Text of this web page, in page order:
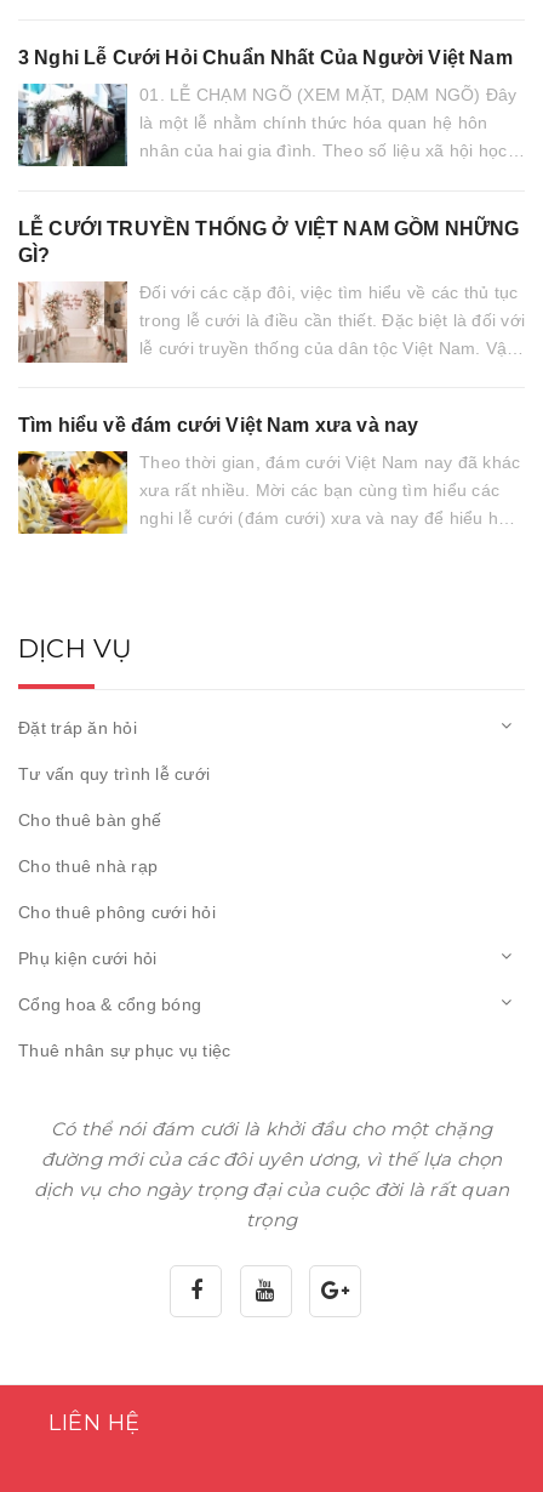
3 Nghi Lễ Cưới Hỏi Chuẩn Nhất Của Người Việt Nam
01. LỄ CHẠM NGÕ (XEM MẶT, DẠM NGÕ) Đây
là một lễ nhằm chính thức hóa quan hệ hôn
nhân của hai gia đình. Theo số liệu xã hội học,
LỄ CƯỚI TRUYỀN THỐNG Ở VIỆT NAM GỒM NHỮNG
GÌ?
Đối với các cặp đôi, việc tìm hiểu về các thủ tục
trong lễ cưới là điều cần thiết. Đặc biệt là đối với
lễ cưới truyền thống của dân tộc Việt Nam. Vậy
Tìm hiểu về đám cưới Việt Nam xưa và nay
Theo thời gian, đám cưới Việt Nam nay đã khác
xưa rất nhiều. Mời các bạn cùng tìm hiểu các
nghi lễ cưới (đám cưới) xưa và nay để hiểu hơn
DỊCH VỤ
Đặt tráp ăn hỏi
Tư vấn quy trình lễ cưới
Cho thuê bàn ghế
Cho thuê nhà rạp
Cho thuê phông cưới hỏi
Phụ kiện cưới hỏi
Cổng hoa & cổng bóng
Thuê nhân sự phục vụ tiệc
Có thể nói đám cưới là khởi đầu cho một chặng
đường mới của các đôi uyên ương, vì thế lựa chọn
dịch vụ cho ngày trọng đại của cuộc đời là rất quan
trọng
LIÊN HỆ